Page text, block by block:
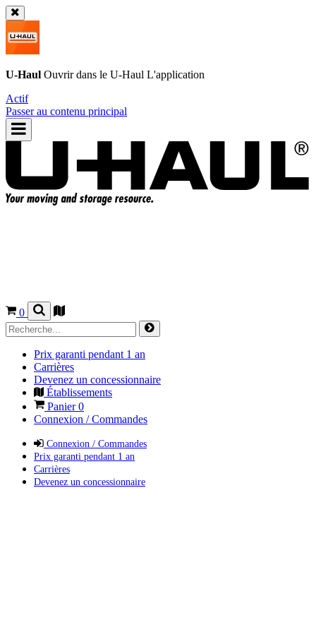
U-Haul Ouvrir dans le U-Haul L'application
Actif
Passer au contenu principal
0
Prix garanti pendant 1 an
Carrières
Devenez un concessionnaire
Établissements
Panier0
Connexion / Commandes
Connexion / Commandes
Prix garanti pendant 1 an
Carrières
Devenez un concessionnaire